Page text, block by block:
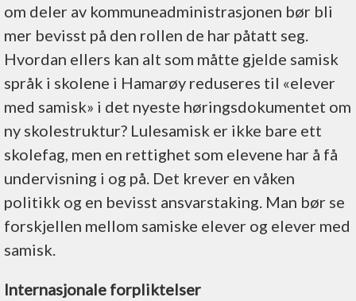
om deler av kommuneadministrasjonen bør bli
mer bevisst på den rollen de har påtatt seg.
Hvordan ellers kan alt som måtte gjelde samisk
språk i skolene i Hamarøy reduseres til «elever
med samisk» i det nyeste høringsdokumentet om
ny skolestruktur? Lulesamisk er ikke bare ett
skolefag, men en rettighet som elevene har å få
undervisning i og på. Det krever en våken
politikk og en bevisst ansvarstaking. Man bør se
forskjellen mellom samiske elever og elever med
samisk.
Internasjonale forpliktelser